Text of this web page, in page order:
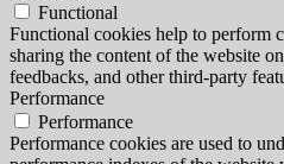
Functional
Functional cookies help to perform
sharing the content of the website
feedbacks, and other third-party
Performance
Performance
Performance cookies are used to